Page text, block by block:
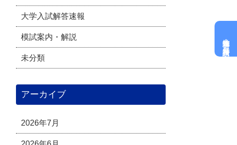
資料請求
大学入試解答速報
模試案内・解説
未分類
アーカイブ
2026年7月